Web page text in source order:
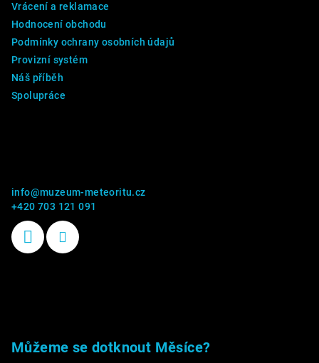
Vrácení a reklamace
Hodnocení obchodu
Podmínky ochrany osobních údajů
Provizní systém
Náš příběh
Spolupráce
info@muzeum-meteoritu.cz
+420 703 121 091
Můžeme se dotknout Měsíce?